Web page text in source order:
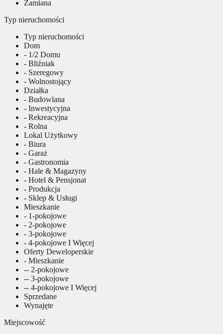
Zamiana
Typ nieruchomości
Typ nieruchomości
Dom
- 1/2 Domu
- Bliźniak
- Szeregowy
- Wolnostojący
Działka
- Budowlana
- Inwestycyjna
- Rekreacyjna
- Rolna
Lokal Użytkowy
- Biura
- Garaż
- Gastronomia
- Hale & Magazyny
- Hotel & Pensjonat
- Produkcja
- Sklep & Usługi
Mieszkanie
- 1-pokojowe
- 2-pokojowe
- 3-pokojowe
- 4-pokojowe I Więcej
Oferty Deweloperskie
- Mieszkanie
-- 2-pokojowe
-- 3-pokojowe
-- 4-pokojowe I Więcej
Sprzedane
Wynajęte
Miejscowość